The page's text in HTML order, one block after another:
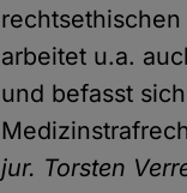
arbeitet u.a.
und befasst
jur. Torsten